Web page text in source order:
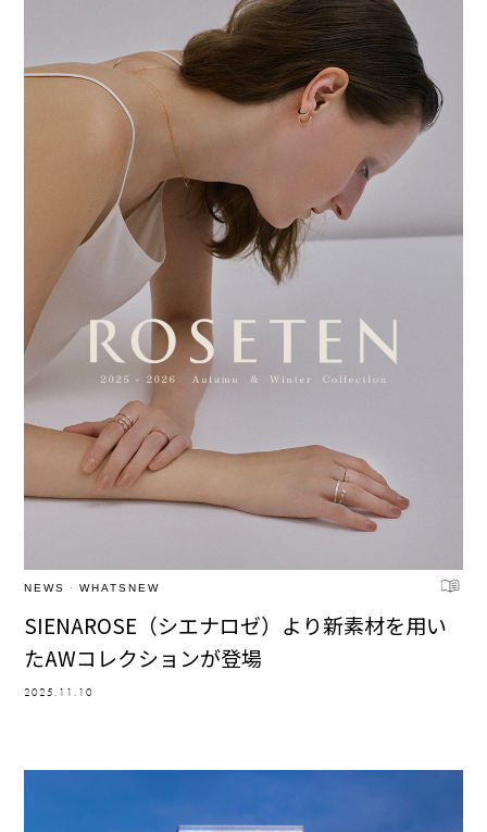
NEWS · WHATSNEW
SIENAROSE（シエナロゼ）より新素材を用い
たAWコレクションが登場
2025.11.10